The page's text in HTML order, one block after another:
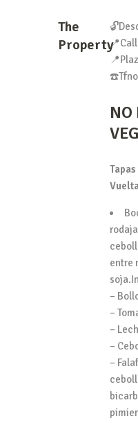
The
Property
NO
entre
–
–
–
–
–